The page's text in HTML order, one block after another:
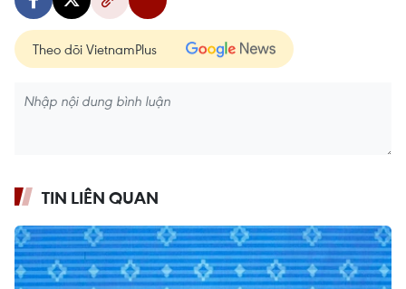
Theo dõi VietnamPlus
TIN LIÊN QUAN